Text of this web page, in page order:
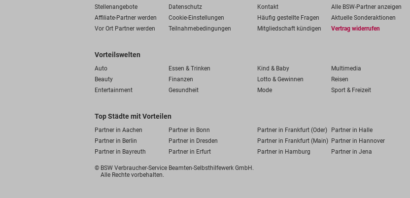
Stellenangebote
Datenschutz
Affiliate-Partner werden
Cookie-Einstellungen
Vor Ort Partner werden
Teilnahmebedingungen
Kontakt
Alle BSW-Partner anzeigen
Häufig gestellte Fragen
Aktuelle Sonderaktionen
Mitgliedschaft kündigen
Vertrag widerrufen
Vorteilswelten
Auto Essen & Trinken Kind & Baby
Multimedia
Beauty
Finanzen Lotto & Gewinnen
Reisen
Entertainment
Gesundheit Mode Sport & Freizeit
Top Städte mit Vorteilen
Partner in Aachen Partner in Bonn Partner in Frankfurt (Oder) Partner in Halle
Partner in Berlin
Partner in Dresden Partner in Frankfurt (Main) Partner in Hannover
Partner in Bayreuth
Partner in Erfurt Partner in Hamburg Partner in Jena
© BSW Verbraucher-Service Beamten-Selbsthilfewerk GmbH.
Alle Rechte vorbehalten.